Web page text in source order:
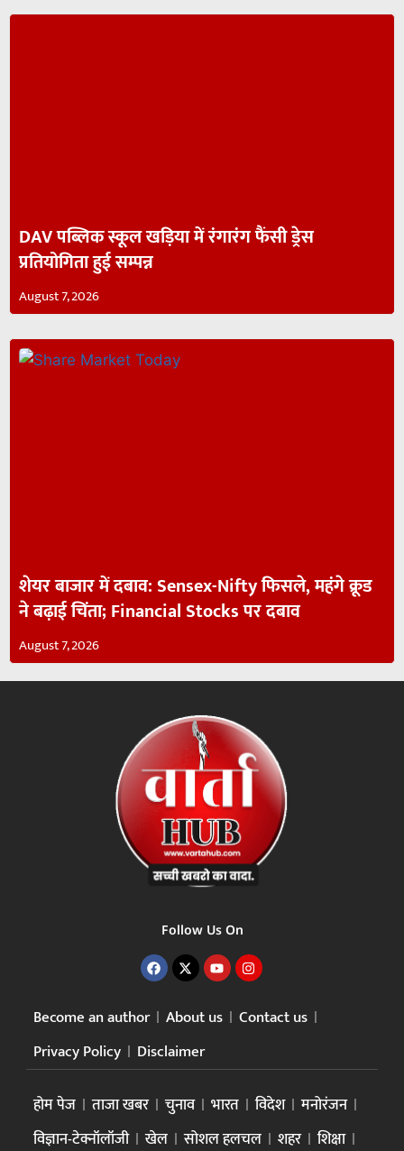
DAV पब्लिक स्कूल खड़िया में रंगारंग फैंसी ड्रेस
प्रतियोगिता हुई सम्पन्न
August 7, 2026
शेयर बाजार में दबाव: Sensex-Nifty फिसले, महंगे क्रूड
ने बढ़ाई चिंता; Financial Stocks पर दबाव
August 7, 2026
Follow Us On
Become an author About us
Contact us
Privacy Policy
Disclaimer
होम पेज ताजा खबर चुनाव भारत विदेश
मनोरंजन
विज्ञान-टेक्नॉलॉजी
खेल सोशल हलचल शहर शिक्षा